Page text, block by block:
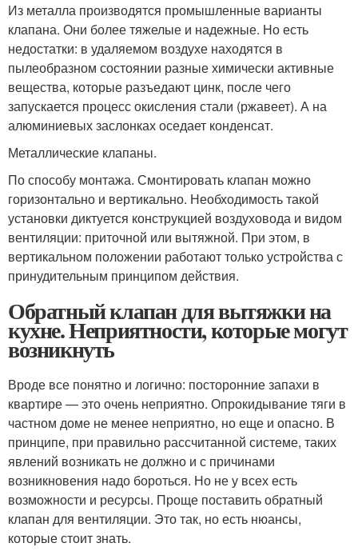
Из металла производятся промышленные варианты
клапана. Они более тяжелые и надежные. Но есть
недостатки: в удаляемом воздухе находятся в
пылеобразном состоянии разные химически активные
вещества, которые разъедают цинк, после чего
запускается процесс окисления стали (ржавеет). А на
алюминиевых заслонках оседает конденсат.
Металлические клапаны.
По способу монтажа. Смонтировать клапан можно
горизонтально и вертикально. Необходимость такой
установки диктуется конструкцией воздуховода и видом
вентиляции: приточной или вытяжной. При этом, в
вертикальном положении работают только устройства с
принудительным принципом действия.
Обратный клапан для вытяжки на
кухне. Неприятности, которые могут
возникнуть
Вроде все понятно и логично: посторонние запахи в
квартире — это очень неприятно. Опрокидывание тяги в
частном доме не менее неприятно, но еще и опасно. В
принципе, при правильно рассчитанной системе, таких
явлений возникать не должно и с причинами
возникновения надо бороться. Но не у всех есть
возможности и ресурсы. Проще поставить обратный
клапан для вентиляции. Это так, но есть нюансы,
которые стоит знать.